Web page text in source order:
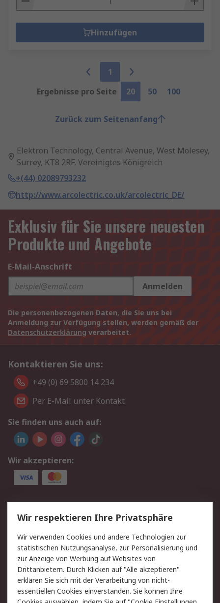
Hinzufügen
1
Ergebnisse pro Seite
20 50 100
Zurück zum Seitenanfang
Elektron Technology, Central Avenue, West Molesey,
Surrey, KT8 2RF, Vereinigtes Königreich
+(44) 02089793232
http://www.arcolectric.co.uk/arcolectric_DE/
Exklusiv für Sie unsere neuesten
Produkte und Angebote
E-Mail-Anschrift
Anmelden
Die personenbezogenen Daten, die Sie uns bei
Anmeldung zur Verfügung stellen, werden gemäß der
Datenschutzerklärung verarbeitet.
Kontaktieren Sie uns:
+49 (0) 69 5800 14 234
Per E-Mail unter Kontakt
Sie finden uns auch auf:
Wir akzeptieren:
Service
Value Added Services
Lieferlösungen
Rücksendungen
Kontakt
Hilfe
Privatkunden
Rechtliches
AGB Datenschutz
Wir respektieren Ihre Privatsphäre
Wir verwenden Cookies und andere Technologien zur
statistischen Nutzungsanalyse, zur Personalisierung und
zur Anzeige von Werbung auf Websites von
Drittanbietern. Durch Klicken auf "Alle akzeptieren"
erklären Sie sich mit der Verarbeitung von nicht-
essentiellen Cookies einverstanden. Sie können Ihre